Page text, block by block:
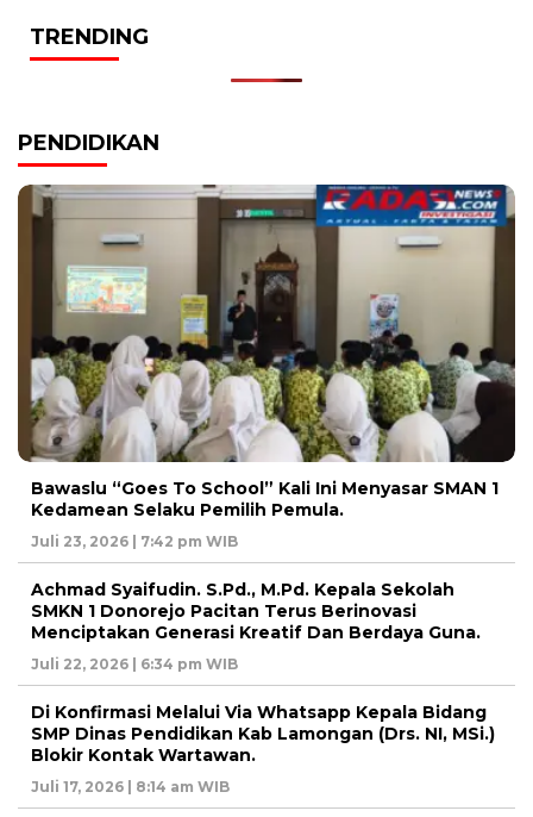
TRENDING
PENDIDIKAN
Bawaslu “Goes To School” Kali Ini Menyasar SMAN 1
Kedamean Selaku Pemilih Pemula.
Juli 23, 2026 | 7:42 pm WIB
Achmad Syaifudin. S.Pd., M.Pd. Kepala Sekolah
SMKN 1 Donorejo Pacitan Terus Berinovasi
Menciptakan Generasi Kreatif Dan Berdaya Guna.
Juli 22, 2026 | 6:34 pm WIB
Di Konfirmasi Melalui Via Whatsapp Kepala Bidang
SMP Dinas Pendidikan Kab Lamongan (Drs. NI, MSi.)
Blokir Kontak Wartawan.
Juli 17, 2026 | 8:14 am WIB